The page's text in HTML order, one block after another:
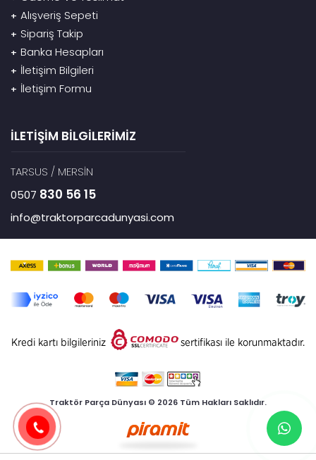
+ Alışveriş Sepeti
+ Sipariş Takip
+ Banka Hesapları
+ İletişim Bilgileri
+ İletişim Formu
İLETİŞİM BİLGİLERİMİZ
TARSUS / MERSİN
0507 830 56 15
info@traktorparcadunyasi.com
Traktör Parça Dünyası © 2026 Tüm Hakları Saklıdır.